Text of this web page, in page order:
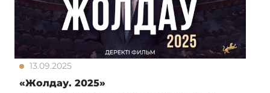
13.09.2025
«Жолдау. 2025»